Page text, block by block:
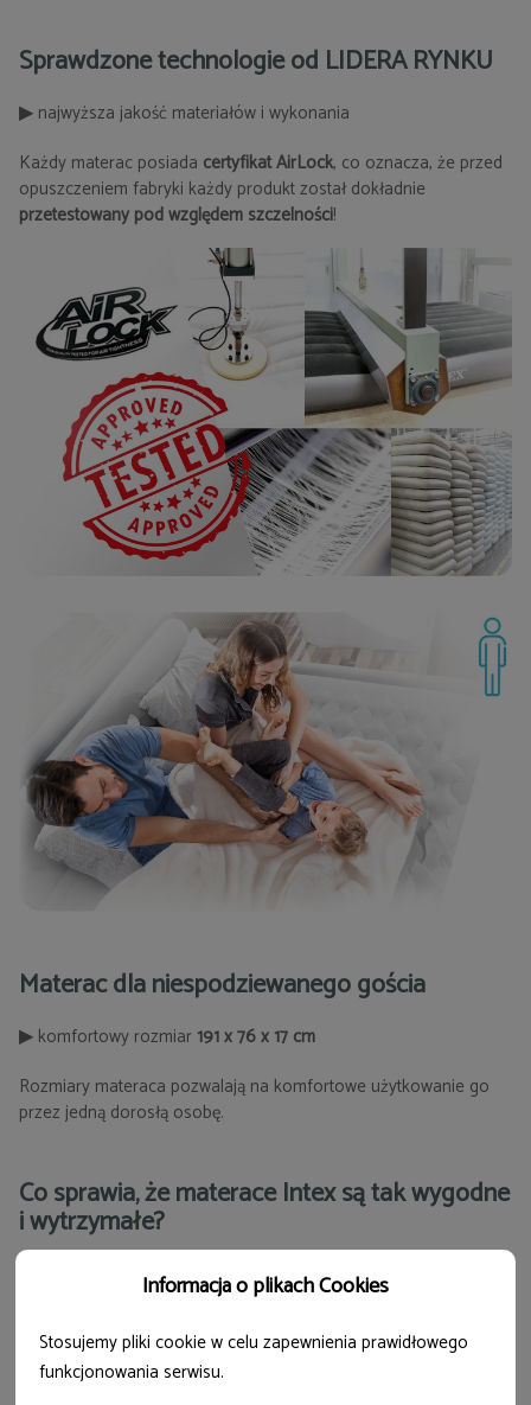
Sprawdzone technologie od LIDERA RYNKU
▶ najwyższa jakość materiałów i wykonania
Każdy materac posiada certyfikat AirLock, co oznacza, że przed
opuszczeniem fabryki każdy produkt został dokładnie
przetestowany pod względem szczelności!
Materac dla niespodziewanego gościa
▶ komfortowy rozmiar 191 x 76 x 17 cm
Rozmiary materaca pozwalają na komfortowe użytkowanie go
przez jedną dorosłą osobę.
Co sprawia, że materace Intex są tak wygodne
i wytrzymałe?
Technologia FIBER-TECH
stelaż z ultrawytrzymałych włókien
Informacja o plikach Cookies
Stosujemy pliki cookie w celu zapewnienia prawidłowego
funkcjonowania serwisu.